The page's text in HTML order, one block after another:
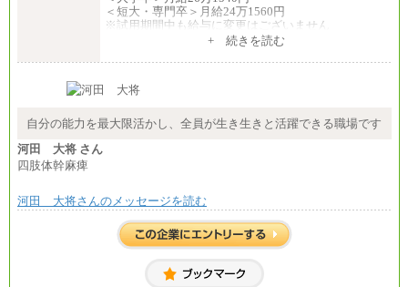
・試用期間中も給与変更なし
〈東京・神奈川〉月給219,000 円～ 〈大阪・兵庫〉
月給209,000 円～
・一律地域手当なし
◆契約社員
※2…大阪府、京都府、兵庫県、滋賀県
※3…愛知県、静岡県
※4…北海道、宮城県、栃木県、群馬県、長野県、新
潟県、富山県、石川県、岡山県、広島県、山口県、
香川県、福岡県
※5…青森県、鳥取県、島根県、愛媛県、高知県、大
分県、長崎県、熊本県、宮崎県、鹿児島県、沖縄
＜短大・専門卒＞月給24万1560円
※試用期間中も給与に変更はございません
月給24万円～
※試用期間中も給与に変更はございません
+ 続きを読む
自分の能力を最大限活かし、全員が生き生きと活躍できる職場です
河田 大将 さん
四肢体幹麻痺
河田 大将さんのメッセージを読む